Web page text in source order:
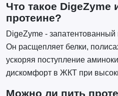
Что такое DigeZyme
протеине?
DigeZyme -
Он расщепляет белки,
ускоряя поступление
дискомфорт в ЖКТ при
Можно ли пить